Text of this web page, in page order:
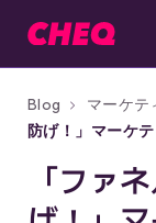
Blog マーケテ
防げ！」マーケ
「ファ